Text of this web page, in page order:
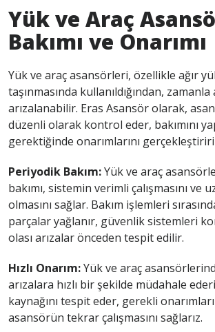
Yük ve Araç
Bakımı ve Onarımı
Yük ve araç asansörleri, özellikle ağır
taşınmasında kullanıldığından,
arızalanabilir. Eras Asansör olarak,
düzenli olarak kontrol eder, bakımını
gerektiğinde onarımlarını
Periyodik Bakım:Yük ve araç
bakımı, sistemin verimli çalışmasını ve
olmasını sağlar. Bakım işlemleri
parçalar yağlanır, güvenlik sistemleri
olası arızalar önceden tespit edilir.
Hızlı Onarım:Yük ve araç
arızalara hızlı bir şekilde müdahale
kaynağını tespit eder, gerekli
asansörün tekrar çalışmasını sağlarız.